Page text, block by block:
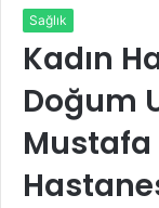
Sağlık
Kadın
Doğum
Mustafa